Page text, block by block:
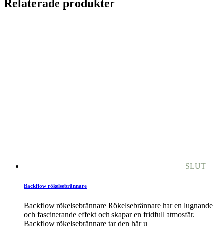
Relaterade produkter
SLUT
Backflow rökelsebrännare
Backflow rökelsebrännare Rökelsebrännare har en lugnande
och fascinerande effekt och skapar en fridfull atmosfär.
Backflow rökelsebrännare tar den här u